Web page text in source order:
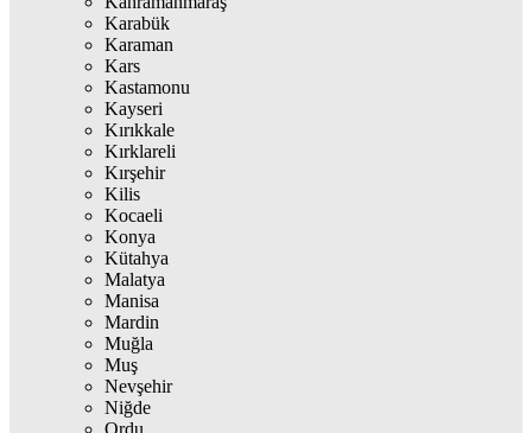
Karabük
Karaman
Kars
Kastamonu
Kayseri
Kırıkkale
Kırklareli
Kırşehir
Kilis
Kocaeli
Konya
Kütahya
Malatya
Manisa
Mardin
Muğla
Muş
Nevşehir
Niğde
Ordu